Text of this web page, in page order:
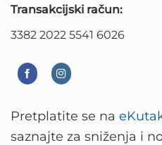
Transakcijski račun:
3382 2022 5541 6026
Pretplatite se na
saznajte za sniženja i